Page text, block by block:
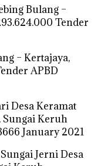
Bulang –
Tender
– Kertajaya,
APBD
Desa Keramat
Sungai Keruh
January 2021
Jerni Desa